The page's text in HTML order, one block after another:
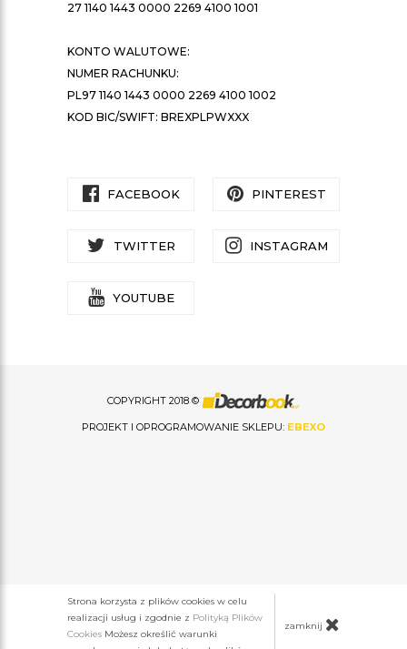
27 1140 1443 0000 2269 4100 1001
KONTO WALUTOWE:
NUMER RACHUNKU:
PL97 1140 1443 0000 2269 4100 1002
KOD BIC/SWIFT: BREXPLPWXXX
FACEBOOK PINTEREST
TWITTER INSTAGRAM
YOUTUBE
COPYRIGHT 2018 ©
PROJEKT I OPROGRAMOWANIE SKLEPU: EBEXO
Strona korzysta z plików cookies w celu
realizacji usług i zgodnie z Polityką Plików
Cookies Możesz określić warunki
zamknij